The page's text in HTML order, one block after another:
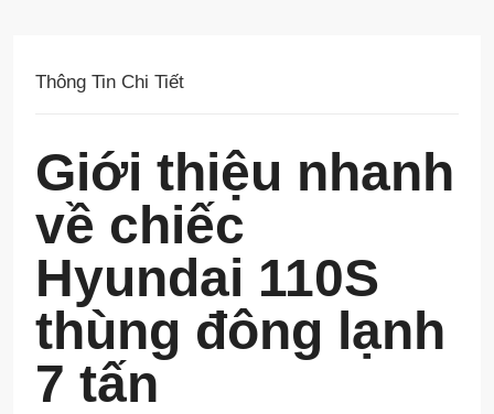
Thông Tin Chi Tiết
Giới thiệu nhanh
về chiếc
Hyundai 110S
thùng đông lạnh
7 tấn